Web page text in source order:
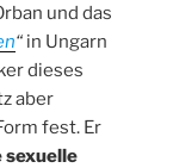
und das
“ in Ungarn
dieses
aber
fest. Er
sexuelle